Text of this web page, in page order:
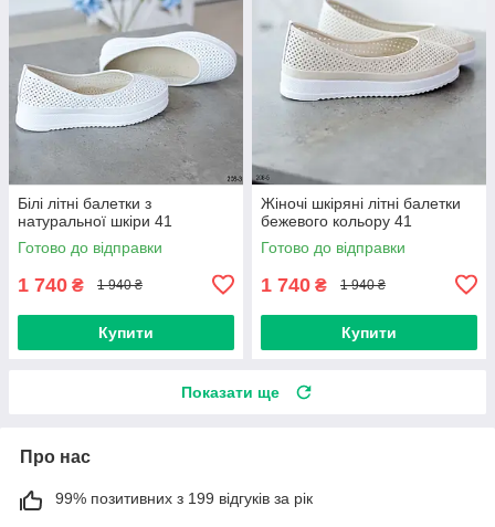
Білі літні балетки з
натуральної шкіри 41
Готово до відправки
1 740 ₴ 1 940 ₴
Купити
Жіночі шкіряні літні балетки
бежевого кольору 41
Готово до відправки
1 740 ₴ 1 940 ₴
Купити
Показати ще
Про нас
99% позитивних з 199 відгуків за рік